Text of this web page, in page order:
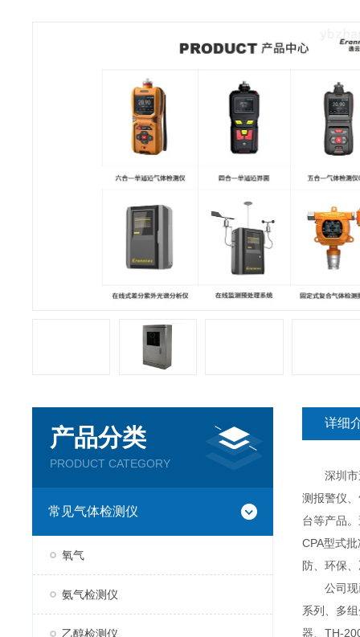
产品分类
PRODUCT CATEGORY
常见气体检测仪
氧气
氨气检测仪
乙醇检测仪
详细
深圳市逸
测报警仪
台等产品
CPA型式
防、环保
公司现已
系列、多
器、TH-